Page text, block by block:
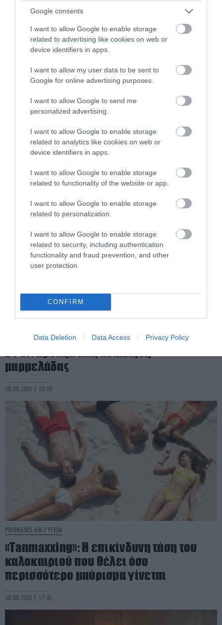
Google consents
I want to allow Google to enable storage
related to advertising like cookies on web or
device identifiers in apps.
I want to allow my user data to be sent to
Google for online advertising purposes.
I want to allow Google to send me
personalized advertising.
I want to allow Google to enable storage
related to analytics like cookies on web or
device identifiers in apps.
I want to allow Google to enable storage
related to functionality of the website or app.
I want to allow Google to enable storage
related to personalization.
I want to allow Google to enable storage
related to security, including authentication
functionality and fraud prevention, and other
user protection.
CONFIRM
Data Deletion Data Access Privacy Policy
Γιατί νομίζουμε ότι χτυπάει το κινητό
ενώ δεν χτύπησε ποτέ; – Το φαινόμενο
της «δόνησης-φάντασμα»
PRONEWS.GR /ΥΓΕΙΑ
μαρμελάδας
08.08.2026 | 18:08
PRONEWS.GR /ΥΓΕΙΑ
«Tanmaxxing»: Η επικίνδυνη τάση του
καλοκαιριού που θέλει όσο
περισσότερο μαύρισμα γίνεται
08.08.2026 | 17:45